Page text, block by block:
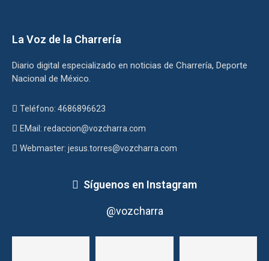
La Voz de la Charrería
Diario digital especializado en noticias de Charrería, Deporte
Nacional de México.
Teléfono: 4686896623
EMail: redaccion@vozcharra.com
Webmaster: jesus.torres@vozcharra.com
Síguenos en Instagram
@vozcharra